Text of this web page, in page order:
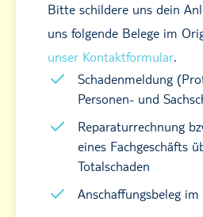
Bitte schildere uns dein
uns folgende Belege im
unser Kontaktformular.
Schadenmeldung
Personen- und
Reparaturrechnung
eines Fachgeschäfts
Totalschaden
Anschaffungsbeleg